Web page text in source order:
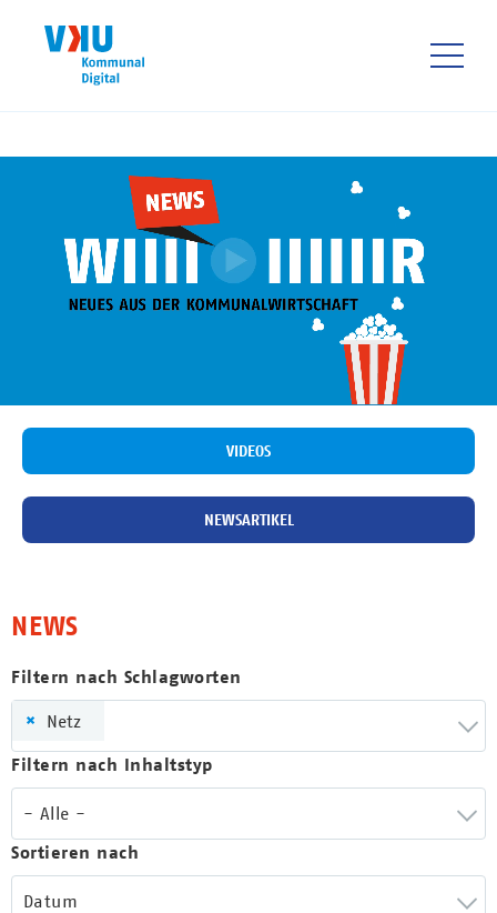
VIDEOS
NEWSARTIKEL
NEWS
Filtern nach Schlagworten
× Netz
Filtern nach Inhaltstyp
- Alle -
Sortieren nach
Datum